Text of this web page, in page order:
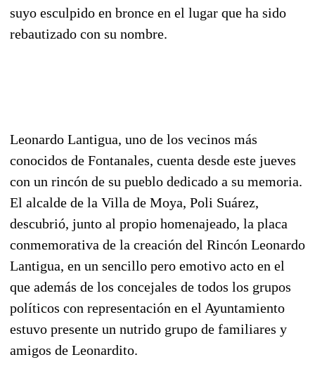
suyo esculpido en bronce en el lugar que ha sido
rebautizado con su nombre.
Leonardo Lantigua, uno de los vecinos más
conocidos de Fontanales, cuenta desde este jueves
con un rincón de su pueblo dedicado a su memoria.
El alcalde de la Villa de Moya, Poli Suárez,
descubrió, junto al propio homenajeado, la placa
conmemorativa de la creación del Rincón Leonardo
Lantigua, en un sencillo pero emotivo acto en el
que además de los concejales de todos los grupos
políticos con representación en el Ayuntamiento
estuvo presente un nutrido grupo de familiares y
amigos de Leonardito.